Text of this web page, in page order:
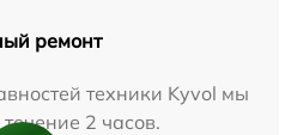
ремонт
техники Kyvol мы
2 часов.